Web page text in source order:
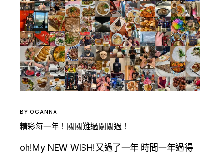
BY OGANNA
精彩每一年！關關難過關關過！
oh!My NEW WISH!又過了一年 時間一年過得